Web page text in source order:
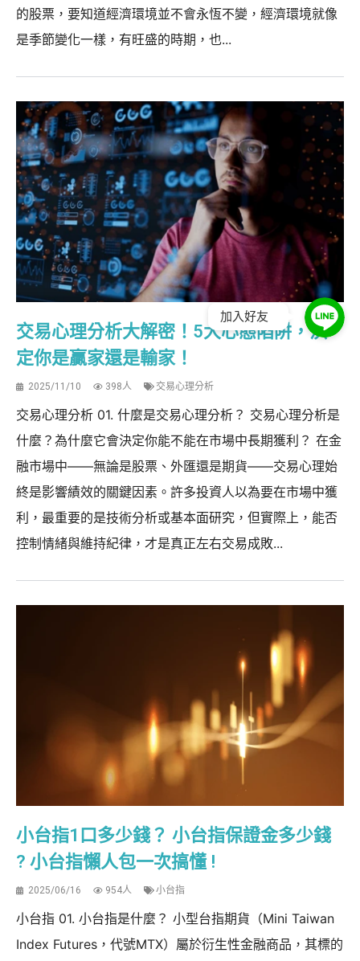
的股票，要知道經濟環境並不會永恆不變，經濟環境就像
是季節變化一樣，有旺盛的時期，也...
交易心理分析大解密！5大心態陷阱，決
定你是贏家還是輸家！
2025/11/10 398人 交易心理分析
交易心理分析 01. 什麼是交易心理分析？ 交易心理分析是
什麼？為什麼它會決定你能不能在市場中長期獲利？ 在金
融市場中——無論是股票、外匯還是期貨——交易心理始
終是影響績效的關鍵因素。許多投資人以為要在市場中獲
利，最重要的是技術分析或基本面研究，但實際上，能否
控制情緒與維持紀律，才是真正左右交易成敗...
小台指1口多少錢？ 小台指保證金多少錢
? 小台指懶人包一次搞懂 !
2025/06/16 954人 小台指
小台指 01. 小台指是什麼？ 小型台指期貨（Mini Taiwan
Index Futures，代號MTX）屬於衍生性金融商品，其標的
加入好友